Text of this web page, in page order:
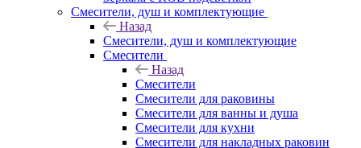
Смесители, душ и комплектующие
Назад
Смесители, душ и комплектующие
Смесители
Назад
Смесители
Смесители для раковины
Смесители для ванны и душа
Смесители для кухни
Смесители для накладных раковин